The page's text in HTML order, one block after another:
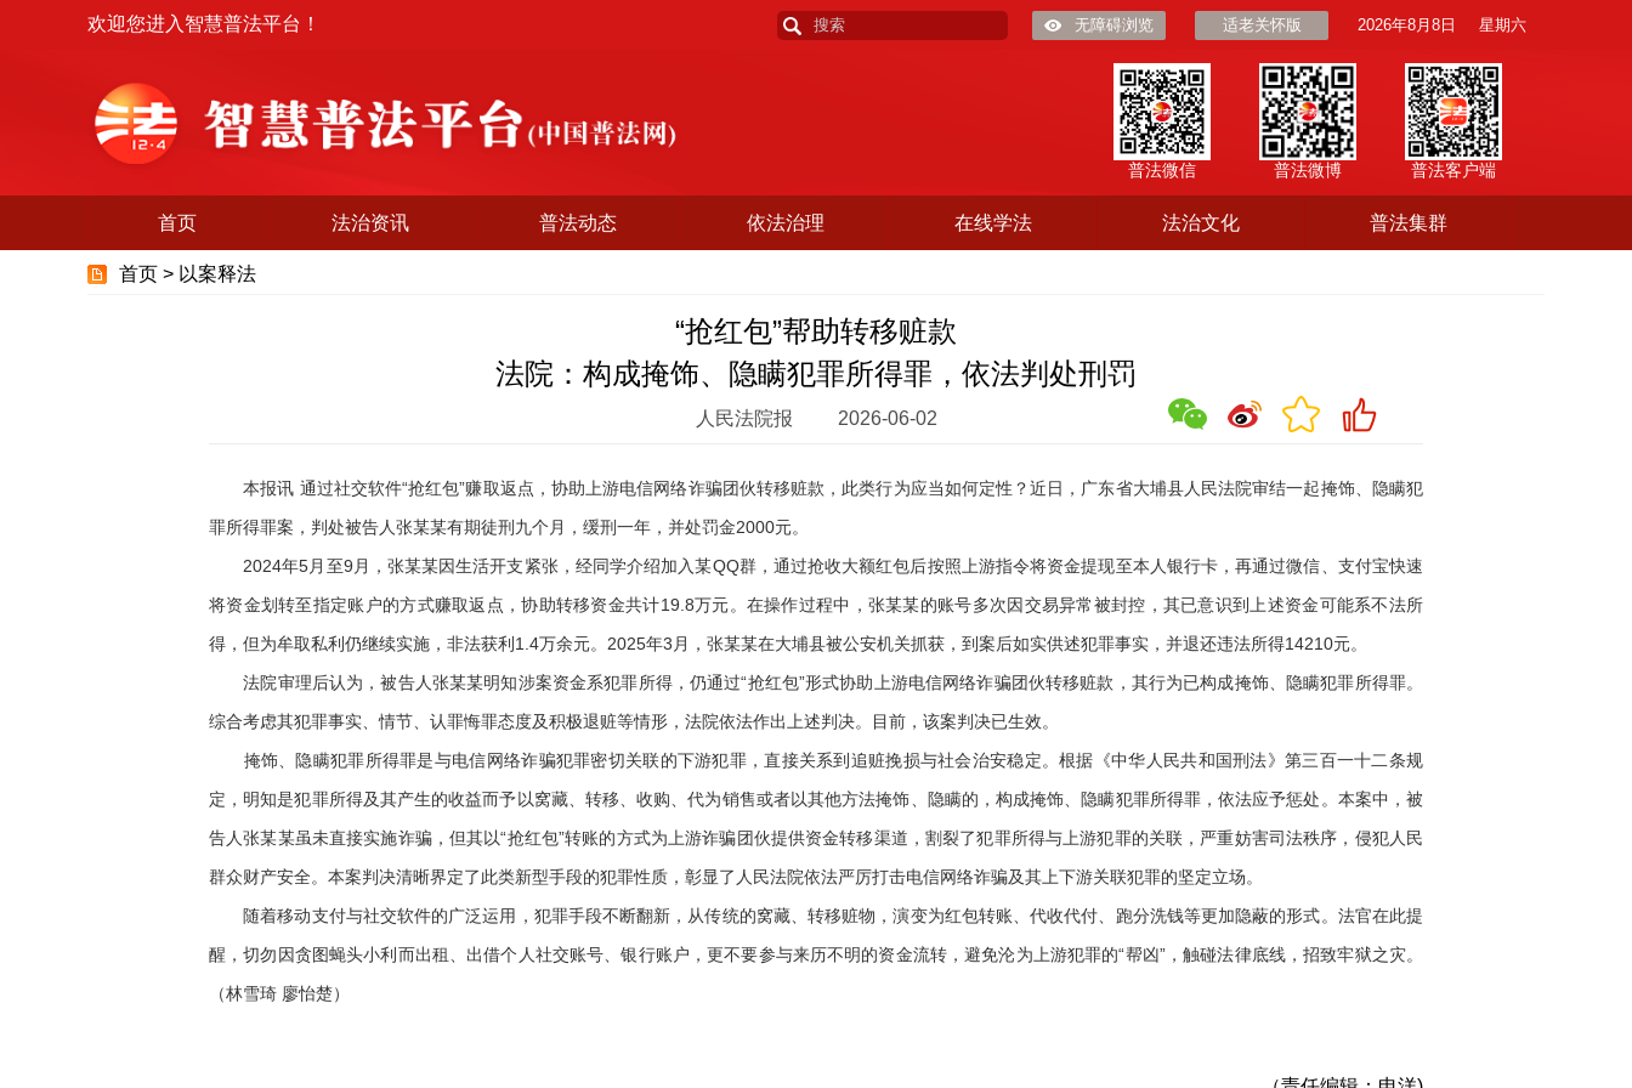
欢迎您进入智慧普法平台！ 无障碍浏览 适老关怀版 2026年8月8日 星期六
普法客户端
普法微博
普法微信
首页 法治资讯 普法动态 依法治理 在线学法 法治文化 普法集群
首页 > 以案释法
“抢红包”帮助转移赃款
法院：构成掩饰、隐瞒犯罪所得罪，依法判处刑罚
人民法院报 2026-06-02
本报讯 通过社交软件“抢红包”赚取返点，协助上游电信网络诈骗团伙转移赃款，此类行为应当如何定性？近日，广东省大埔县人民法院审结一起掩饰、隐瞒犯
罪所得罪案，判处被告人张某某有期徒刑九个月，缓刑一年，并处罚金2000元。
2024年5月至9月，张某某因生活开支紧张，经同学介绍加入某QQ群，通过抢收大额红包后按照上游指令将资金提现至本人银行卡，再通过微信、支付宝快速
将资金划转至指定账户的方式赚取返点，协助转移资金共计19.8万元。在操作过程中，张某某的账号多次因交易异常被封控，其已意识到上述资金可能系不法所
得，但为牟取私利仍继续实施，非法获利1.4万余元。2025年3月，张某某在大埔县被公安机关抓获，到案后如实供述犯罪事实，并退还违法所得14210元。
法院审理后认为，被告人张某某明知涉案资金系犯罪所得，仍通过“抢红包”形式协助上游电信网络诈骗团伙转移赃款，其行为已构成掩饰、隐瞒犯罪所得罪。
综合考虑其犯罪事实、情节、认罪悔罪态度及积极退赃等情形，法院依法作出上述判决。目前，该案判决已生效。
掩饰、隐瞒犯罪所得罪是与电信网络诈骗犯罪密切关联的下游犯罪，直接关系到追赃挽损与社会治安稳定。根据《中华人民共和国刑法》第三百一十二条规
定，明知是犯罪所得及其产生的收益而予以窝藏、转移、收购、代为销售或者以其他方法掩饰、隐瞒的，构成掩饰、隐瞒犯罪所得罪，依法应予惩处。本案中，被
告人张某某虽未直接实施诈骗，但其以“抢红包”转账的方式为上游诈骗团伙提供资金转移渠道，割裂了犯罪所得与上游犯罪的关联，严重妨害司法秩序，侵犯人民
群众财产安全。本案判决清晰界定了此类新型手段的犯罪性质，彰显了人民法院依法严厉打击电信网络诈骗及其上下游关联犯罪的坚定立场。
随着移动支付与社交软件的广泛运用，犯罪手段不断翻新，从传统的窝藏、转移赃物，演变为红包转账、代收代付、跑分洗钱等更加隐蔽的形式。法官在此提
醒，切勿因贪图蝇头小利而出租、出借个人社交账号、银行账户，更不要参与来历不明的资金流转，避免沦为上游犯罪的“帮凶”，触碰法律底线，招致牢狱之灾。
（林雪琦 廖怡楚）